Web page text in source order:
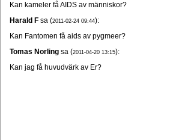
Kan kameler få AIDS av människor?
Harald F sa (2011-02-24 09:44):
Kan Fantomen få aids av pygmeer?
Tomas Norling sa (2011-04-20 13:15):
Kan jag få huvudvärk av Er?